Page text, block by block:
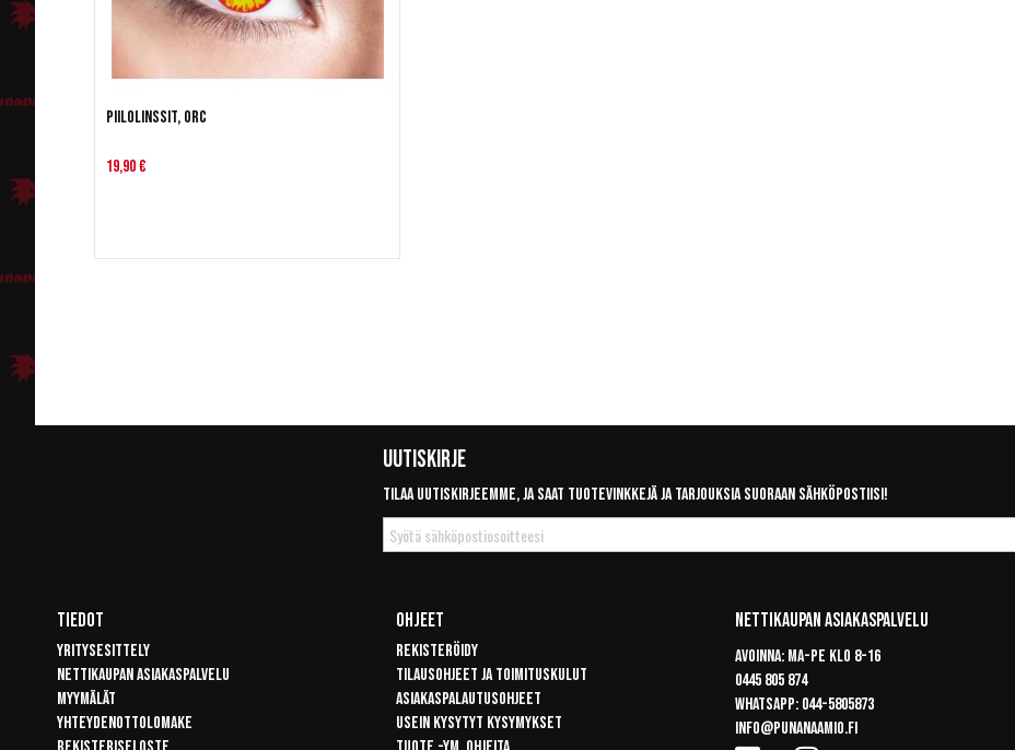
Piilolinssit, Orc
19,90 €
Uutiskirje
Tilaa uutiskirjeemme, ja saat tuotevinkkejä ja tarjouksia suoraan sähköpostiisi!
Tilaa
uutiskirje
Tiedot
Yritysesittely
Nettikaupan asiakaspalvelu
Myymälät
Yhteydenottolomake
Ohjeet
Rekisteröidy
Tilausohjeet ja toimituskulut
Asiakaspalautusohjeet
Usein kysytyt kysymykset
Nettikaupan Asiakaspalvelu
Avoinna: Ma-pe klo 8-16
0445 805 874
Whatsapp: 044-5805873
info@punanaamio.fi